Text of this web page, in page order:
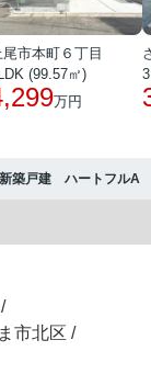
尾市本町６丁目
(99.57㎡)
万円
築戸建 ハートフルA
/
市北区 /